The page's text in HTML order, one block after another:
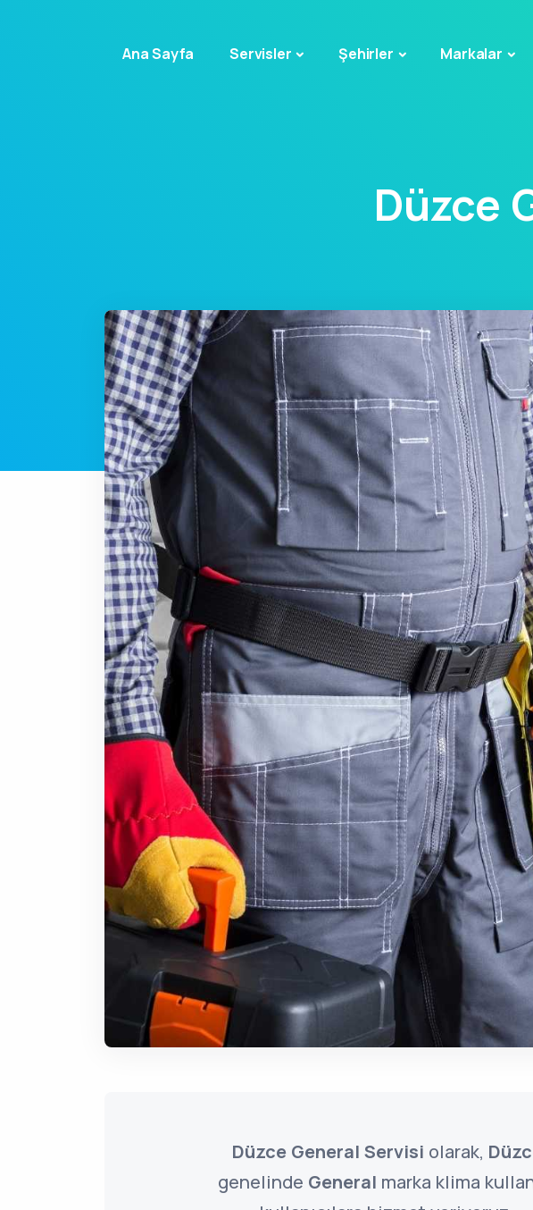
Ana Sayfa Servisler Şehirler Markalar
Düzce
Düzce General Servisi olarak,
genelinde General marka klima